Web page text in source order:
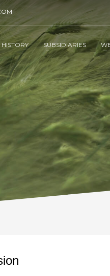
SUBSIDIARIES